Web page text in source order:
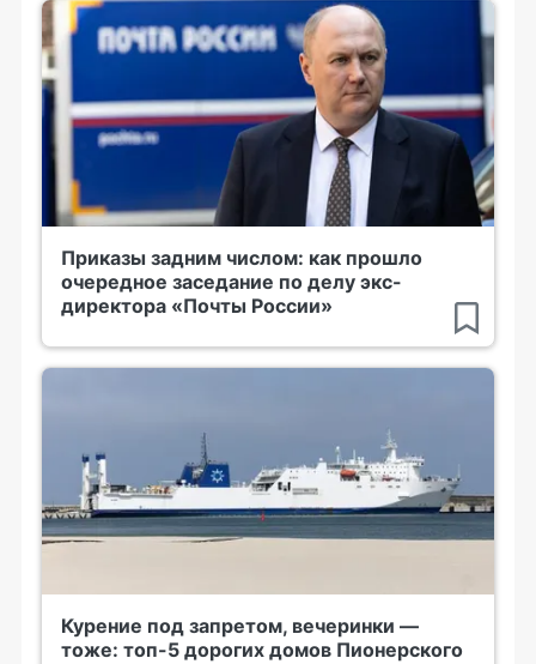
Приказы задним числом: как прошло
очередное заседание по делу экс-
директора «Почты России»
Курение под запретом, вечеринки —
тоже: топ-5 дорогих домов Пионерского